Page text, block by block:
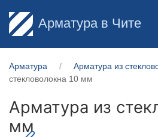
Арматура в Чите
Арматура Арматура из
стекловолокна 10 мм
Арматура из
мм